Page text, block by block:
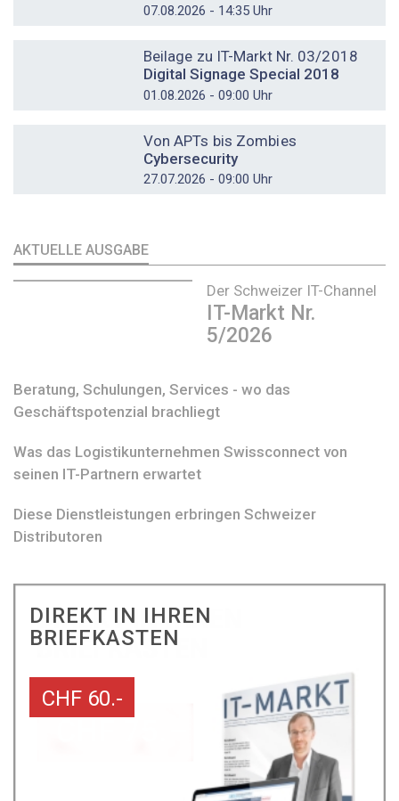
07.08.2026 - 14:35 Uhr
Beilage zu IT-Markt Nr. 03/2018
Digital Signage Special 2018
01.08.2026 - 09:00 Uhr
Von APTs bis Zombies
Cybersecurity
27.07.2026 - 09:00 Uhr
AKTUELLE AUSGABE
Der Schweizer IT-Channel
IT-Markt Nr.
5/2026
Beratung, Schulungen, Services - wo das
Geschäftspotenzial brachliegt
Was das Logistikunternehmen Swissconnect von
seinen IT-Partnern erwartet
Diese Dienstleistungen erbringen Schweizer
Distributoren
DIREKT IN IHREN
BRIEFKASTEN
CHF 60.-